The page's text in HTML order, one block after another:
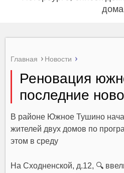
дома
Главная Новости
Реновация
последние
В районе Южное Тушино
жителей двух домов по
этом в среду
На Сходненской, д.12, 🔍